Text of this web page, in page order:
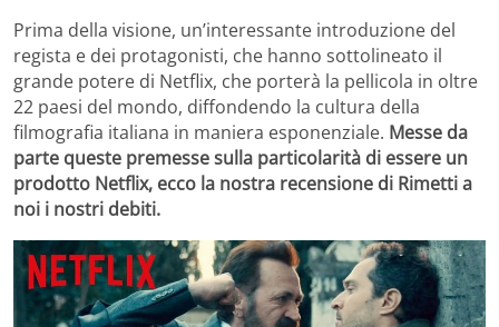
Prima della visione, un’interessante introduzione del
regista e dei protagonisti, che hanno sottolineato il
grande potere di Netflix, che porterà la pellicola in oltre
22 paesi del mondo, diffondendo la cultura della
filmografia italiana in maniera esponenziale. Messe da
parte queste premesse sulla particolarità di essere un
prodotto Netflix, ecco la nostra recensione di Rimetti a
noi i nostri debiti.